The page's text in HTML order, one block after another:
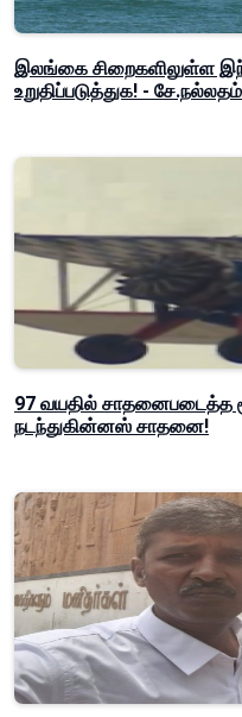
இலங்கை சிறைகளிலுள்ள
உறுதிப்படுத்துக! -
97 வயதில் சாதனைபடைத்த
நடந்துகின்னஸ் சாதனை!